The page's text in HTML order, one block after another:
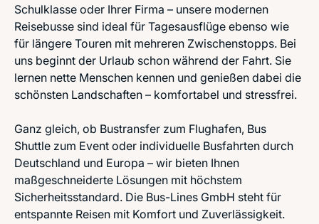
Schulklasse oder Ihrer Firma – unsere modernen
Reisebusse sind ideal für Tagesausflüge ebenso wie
für längere Touren mit mehreren Zwischenstopps. Bei
uns beginnt der Urlaub schon während der Fahrt. Sie
lernen nette Menschen kennen und genießen dabei die
schönsten Landschaften – komfortabel und stressfrei.
Ganz gleich, ob Bustransfer zum Flughafen, Bus
Shuttle zum Event oder individuelle Busfahrten durch
Deutschland und Europa – wir bieten Ihnen
maßgeschneiderte Lösungen mit höchstem
Sicherheitsstandard. Die Bus-Lines GmbH steht für
entspannte Reisen mit Komfort und Zuverlässigkeit.